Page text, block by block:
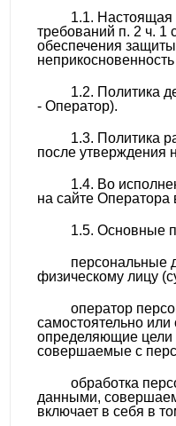
1.1. Настоящая
требований п. 2 ч. 1
обеспечения
1.2. Политика
- Оператор).
1.3. Политика
после утверждения
1.4. Во
на сайте Оператора
1.5. Основные
персональные
физическому лицу
оператор
самостоятельно
определяющие цели
совершаемые с
обработка
данными,
включает в себя в